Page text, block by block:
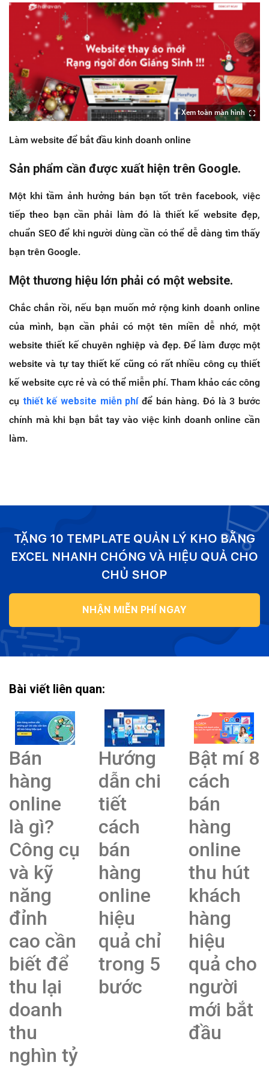
Xem toàn màn hình
Làm website để bắt đầu kinh doanh online
Sản phẩm cần được xuất hiện trên Google.
Một khi tầm ảnh hưởng bán bạn tốt trên facebook, việc
tiếp theo bạn cần phải làm đó là thiết kế website đẹp,
chuẩn SEO để khi người dùng cần có thể dễ dàng tìm thấy
bạn trên Google.
Một thương hiệu lớn phải có một website.
Chắc chắn rồi, nếu bạn muốn mở rộng kinh doanh online
của mình, bạn cần phải có một tên miền dễ nhớ, một
website thiết kế chuyên nghiệp và đẹp. Để làm được một
website và tự tay thiết kế cũng có rất nhiều công cụ thiết
kế website cực rẻ và có thể miễn phí. Tham khảo các công
cụ thiết kế website miễn phíđể bán hàng. Đó là 3 bước
chính mà khi bạn bắt tay vào việc kinh doanh online cần
làm.
TẶNG 10 TEMPLATE QUẢN LÝ KHO BẰNG
EXCEL NHANH CHÓNG VÀ HIỆU QUẢ CHO
CHỦ SHOP
NHẬN MIỄN PHÍ NGAY
Bài viết liên quan:
Bán
hàng
online
là gì?
Công cụ
và kỹ
năng
đỉnh
cao cần
biết để
thu lại
doanh
thu
nghìn tỷ
Hướng
dẫn chi
tiết
cách
bán
hàng
online
hiệu
quả chỉ
trong 5
bước
Bật mí 8
cách
bán
hàng
online
thu hút
khách
hàng
hiệu
quả cho
người
mới bắt
đầu